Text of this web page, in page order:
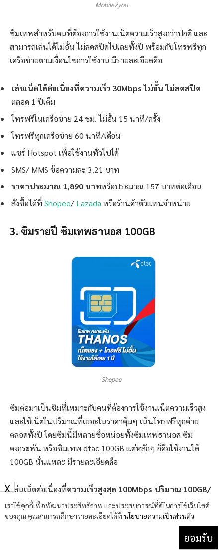
Mobile2you
ซิมเทพสำหรับคนที่ต้องการใช้งานเน็ตความเร็วสูงกว่าปกติ และ
สามารถเล่นได้ไม่อั้น ไม่ลดสปีดไปเลยทั้งปี พร้อมกับโทรฟรีทุก
เครือข่ายตามเงื่อนไขการใช้งาน มีรายละเอียดคือ
เล่นเน็ตได้ต่อเนื่องที่ความเร็ว 30Mbps ไม่อั้น ไม่ลดสปีด
ตลอด 1 ปีเต็ม
โทรฟรีในเครือข่าย 24 ชม. ไม่อั้น 15 นาที/ครั้ง
โทรฟรีทุกเครือข่าย 60 นาที/เดือน
แชร์ Hotspot เพื่อใช้งานทั่วไปได้
SMS/ MMS ข้อความละ 3.21 บาท
ราคาประมาณ 1,890 บาทหรือประมาณ 157 บาทต่อเดือน
สั่งซื้อได้ที่ Shopee/ Lazada หรือร้านค้าตัวแทนจำหน่าย
3. ซิมรายปี ซิมเทพธานอส 100GB
Shopee
ซิมต่อมาเป็นซิมที่เหมาะกับคนที่ต้องการใช้งานเน็ตความเร็วสูง
และใช้เน็ตในปริมาณที่เยอะในราคาคุ้มๆ เน้นโทรฟรีทุกค่าย
ตลอดทั้งปี โดยซิมนี้มีหลายชื่อหน่อยทั้งซิมเทพธานอส ซิม
คงกระพัน หรือซิมเทพ dtac 100GB แต่หลักๆ ก็คือใช้งานได้
100GB นั่นแหละ มีรายละเอียดคือ
เล่นเน็ตต่อเนื่องที่ความเร็วสูงสุด 100Mbps ปริมาณ 100GB/
เดือน
ไม่สามารถเก็บปริมาณเน็ตทบเดือนได้
เราใช้คุกกี้เพื่อพัฒนาประสิทธิภาพ และประสบการณ์ที่ดีในการใช้เว็บไซต์
ของคุณ คุณสามารถศึกษารายละเอียดได้ที่ นโยบายความเป็นส่วนตัว
ยอมรับ
X